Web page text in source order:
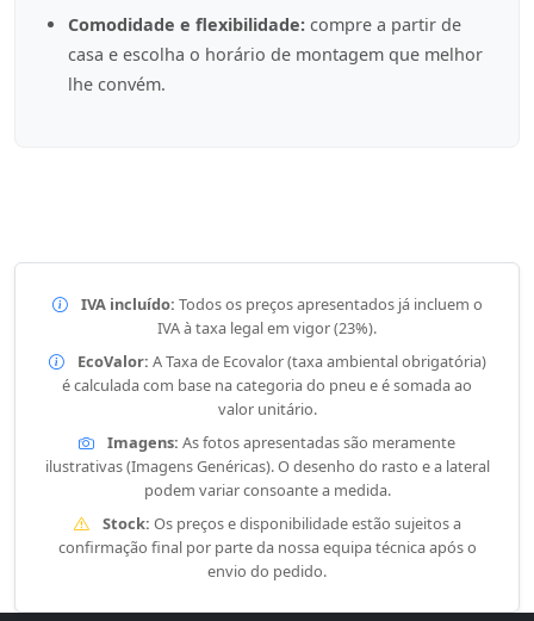
Comodidade e flexibilidade: compre a partir de
casa e escolha o horário de montagem que melhor
lhe convém.
IVA incluído: Todos os preços apresentados já incluem o
IVA à taxa legal em vigor (23%).
EcoValor: A Taxa de Ecovalor (taxa ambiental obrigatória)
é calculada com base na categoria do pneu e é somada ao
valor unitário.
Imagens: As fotos apresentadas são meramente
ilustrativas (Imagens Genéricas). O desenho do rasto e a lateral
podem variar consoante a medida.
Stock: Os preços e disponibilidade estão sujeitos a
confirmação final por parte da nossa equipa técnica após o
envio do pedido.